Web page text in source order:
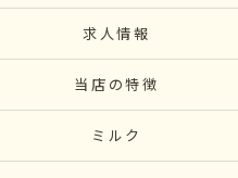
求人情報
当店の特徴
ミルク